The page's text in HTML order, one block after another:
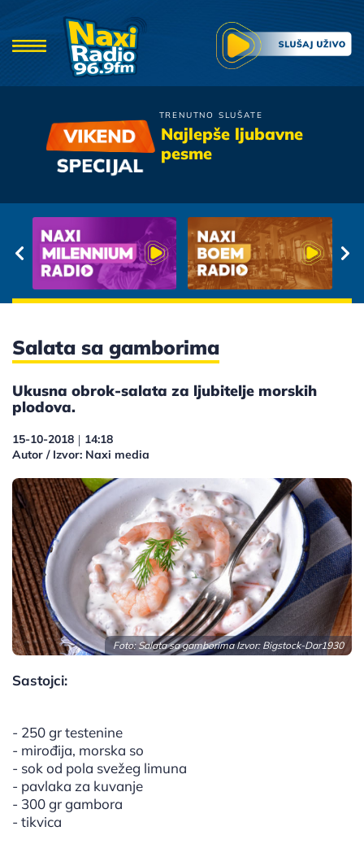
TRENUTNO SLUŠATE
Najlepše ljubavne
pesme
Tose i Tony
Lagala Nas Mala
Salata sa gamborima
Ukusna obrok-salata za ljubitelje morskih
plodova.
15-10-2018 | 14:18
Autor / Izvor: Naxi media
Foto: Salata sa gamborima Izvor: Bigstock-Dar1930
Sastojci:
- 250 gr testenine
- mirođija, morska so
- sok od pola svežeg limuna
- pavlaka za kuvanje
- 300 gr gambora
- tikvica